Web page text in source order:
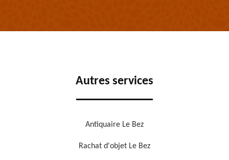
Autres services
Antiquaire Le Bez
Rachat d'objet Le Bez